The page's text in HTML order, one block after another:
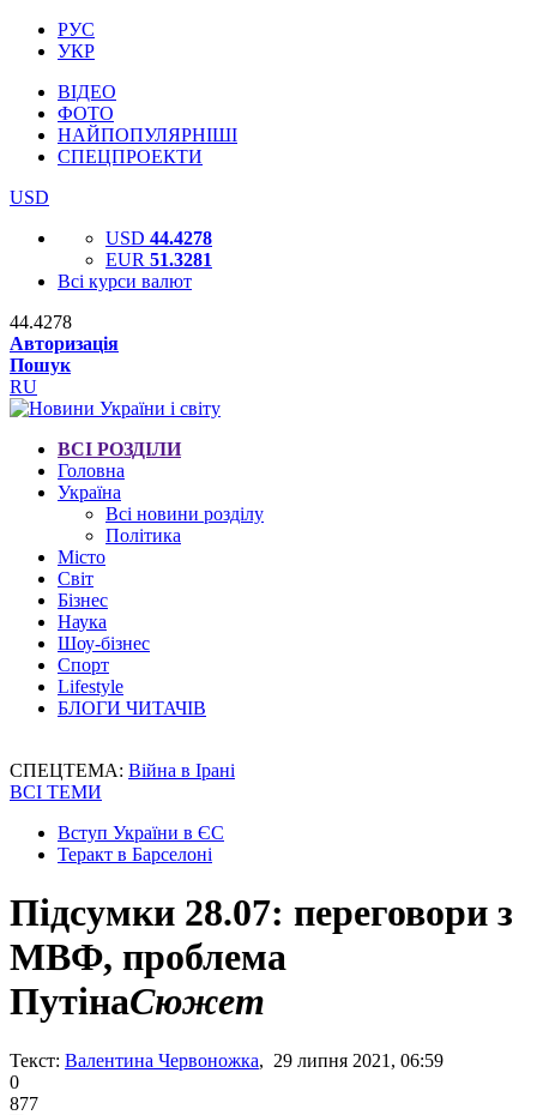
РУС
УКР
ВІДЕО
ФОТО
НАЙПОПУЛЯРНІШІ
СПЕЦПРОЕКТИ
USD
USD 44.4278
EUR 51.3281
Всі курси валют
44.4278
Авторизація
Пошук
RU
ВСІ РОЗДІЛИ
Головна
Україна
Всі новини розділу
Політика
Місто
Світ
Бізнес
Наука
Шоу-бізнес
Спорт
Lifestyle
БЛОГИ ЧИТАЧІВ
СПЕЦТЕМА: Війна в Ірані
ВСІ ТЕМИ
Вступ України в ЄС
Теракт в Барселоні
Підсумки 28.07: переговори з
МВФ, проблема
ПутінаСюжет
Текст: Валентина Червоножка, 29 липня 2021, 06:59
0
877